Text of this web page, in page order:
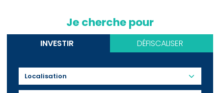
Je cherche pour
INVESTIR DÉFISCALISER